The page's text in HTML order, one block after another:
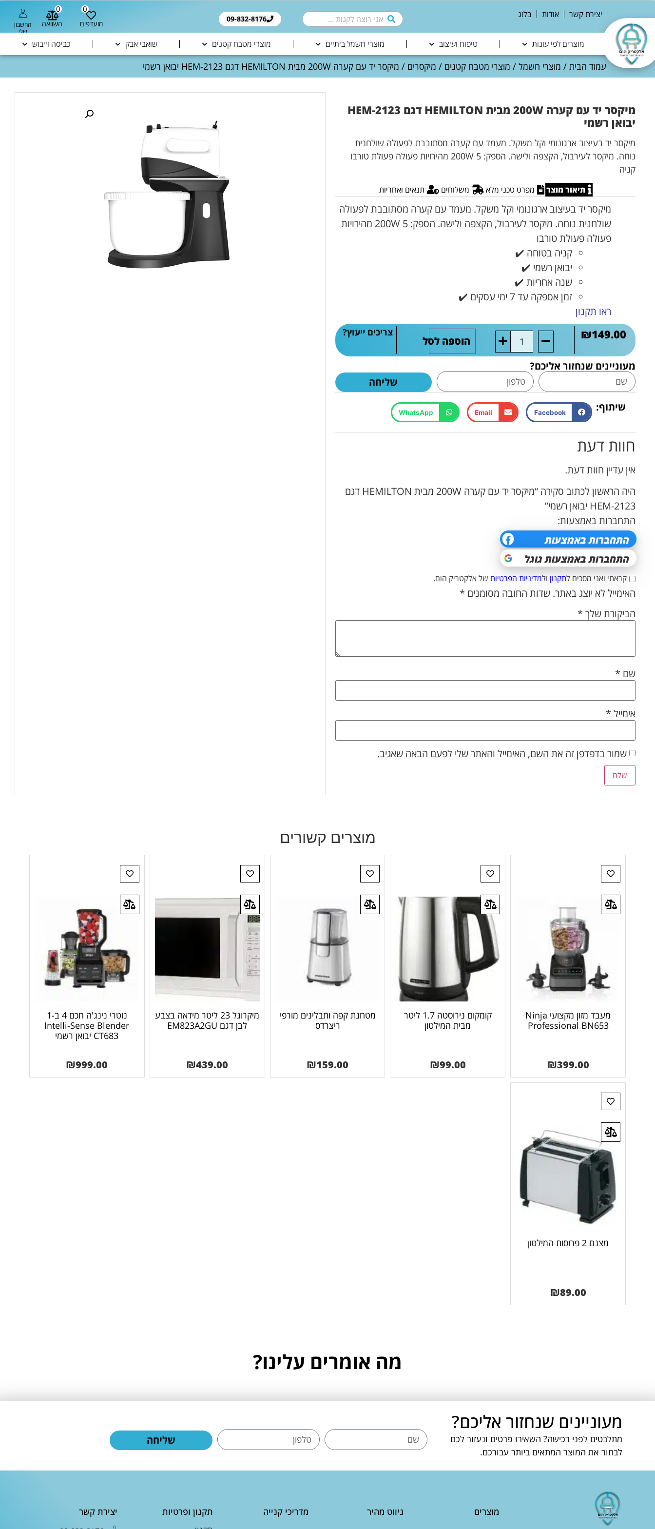
יצירת קשר אודות בלוג 09-832-8176​
מועדפים
0
השוואה
0
החשבון
שלי
מוצרים לפי עונות טיפוח ועיצוב מוצרי חשמל ביתיים מוצרי מטבח קטנים שואבי אבק כביסה וייבוש
עמוד הבית / מוצרי חשמל / מוצרי מטבח קטנים / מיקסרים / מיקסר יד עם קערה 200W מבית HEMILTON דגם 2123-HEM יבואן רשמי
מיקסר יד עם קערה 200W מבית HEMILTON דגם 2123-HEM
יבואן רשמי
מיקסר יד בעיצוב ארגונומי וקל משקל. מעמד עם קערה מסתובבת לפעולה שולחנית
נוחה. מיקסר לעירבול, הקצפה ולישה. הספק: 200W 5 מהירויות פעולה פעולת טורבו
קניה
תיאור מוצר מפרט טכני מלא משלוחים תנאים ואחריות
מיקסר יד בעיצוב ארגונומי וקל משקל. מעמד עם קערה מסתובבת לפעולה
שולחנית נוחה. מיקסר לעירבול, הקצפה ולישה. הספק: 200W 5 מהירויות
פעולה פעולת טורבו
קניה בטוחה ✔️
יבואן רשמי ✔️
שנה אחריות ✔️
זמן אספקה עד 7 ימי עסקים ✔️
ראו תקנון
₪149.00 הוספה לסל
צריכים ייעוץ?
מעוניינים שנחזור אליכם?
שליחה
שיתוף:
Facebook
Email
WhatsApp
חוות דעת
אין עדיין חוות דעת.
היה הראשון לכתוב סקירה “מיקסר יד עם קערה 200W מבית HEMILTON דגם
2123-HEM יבואן רשמי”
התחברות באמצעות:
קראתי ואני מסכים לתקנון ולמדיניות הפרטיות של אלקטריק הום.
האימייל לא יוצג באתר. שדות החובה מסומנים *
הביקורת שלך *
שם *
אימייל *
שמור בדפדפן זה את השם, האימייל והאתר שלי לפעם הבאה שאגיב.
מוצרים קשורים
מעבד מזון מקצועי Ninja
Professional BN653
₪399.00
קומקום נירוסטה 1.7 ליטר
מבית המילטון
₪99.00
מטחנת קפה ותבלינים מורפי
ריצרדס
₪159.00
מיקרוגל 23 ליטר מידאה בצבע
לבן דגם EM823A2GU
₪439.00
נוטרי נינג'ה חכם 4 ב-1
Intelli-Sense Blender
CT683 יבואן רשמי
₪999.00
מצנם 2 פרוסות המילטון
₪89.00
מה אומרים עלינו?
מעוניינים שנחזור אליכם?
מתלבטים לפני רכישה? השאירו פרטים ונעזור לכם
לבחור את המוצר המתאים ביותר עבורכם.
שליחה
מוצרים ניווט מהיר מדריכי קנייה
תקנון ופרטיות
יצירת קשר